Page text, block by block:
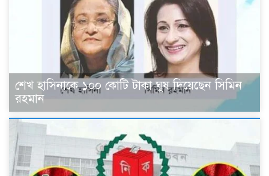
শেখ হাসিনাকে ১০০ কোটি টাকা ঘুষ দিয়েছেন সিমিন
রহমান